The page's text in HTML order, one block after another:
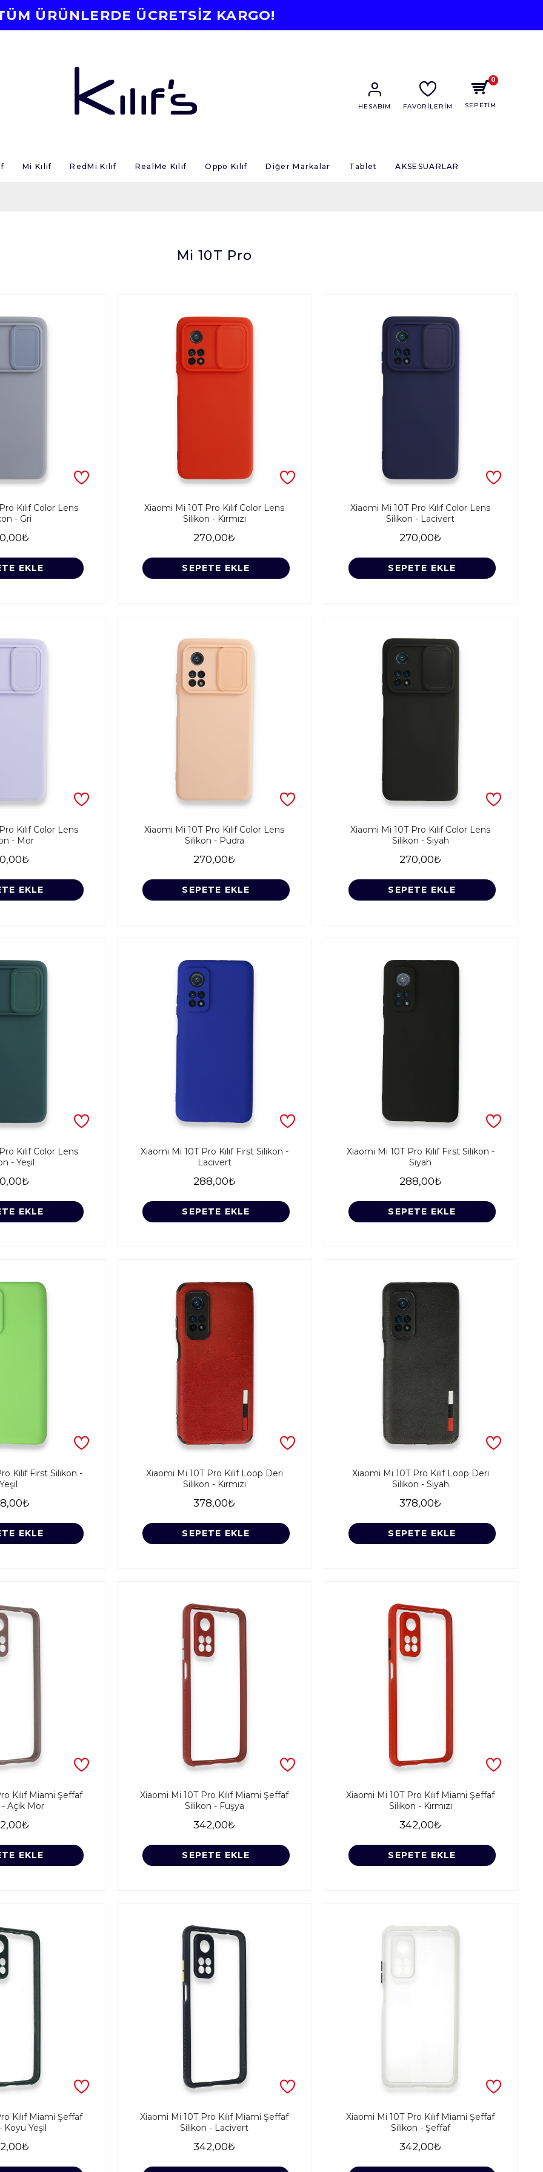
ÜRÜNLERDE ÜCRETSİZ KARGO!
HESABIM FAVORİLERİM SEPETİM
0
Mi Kılıf RedMi Kılıf RealMe Kılıf Oppo Kılıf Diğer Markalar Tablet AKSESUARLAR
Mi 10T Pro
Kılıf Color Lens
- Gri
EKLE
Xiaomi Mi 10T Pro Kılıf Color Lens
Silikon - Kırmızı
270,00₺
SEPETE EKLE
Xiaomi Mi 10T Pro Kılıf Color Lens
Silikon - Lacivert
270,00₺
SEPETE EKLE
Kılıf Color Lens
- Mor
EKLE
Xiaomi Mi 10T Pro Kılıf Color Lens
Silikon - Pudra
270,00₺
SEPETE EKLE
Xiaomi Mi 10T Pro Kılıf Color Lens
Silikon - Siyah
270,00₺
SEPETE EKLE
Kılıf Color Lens
- Yeşil
EKLE
Xiaomi Mi 10T Pro Kılıf First Silikon -
Lacivert
288,00₺
SEPETE EKLE
Xiaomi Mi 10T Pro Kılıf First Silikon -
Siyah
288,00₺
SEPETE EKLE
Kılıf First Silikon -
EKLE
Xiaomi Mi 10T Pro Kılıf Loop Deri
Silikon - Kırmızı
378,00₺
SEPETE EKLE
Xiaomi Mi 10T Pro Kılıf Loop Deri
Silikon - Siyah
378,00₺
SEPETE EKLE
Kılıf Miami Şeffaf
Açık Mor
EKLE
Xiaomi Mi 10T Pro Kılıf Miami Şeffaf
Silikon - Fuşya
342,00₺
SEPETE EKLE
Xiaomi Mi 10T Pro Kılıf Miami Şeffaf
Silikon - Kırmızı
342,00₺
SEPETE EKLE
Kılıf Miami Şeffaf
Koyu Yeşil
Xiaomi Mi 10T Pro Kılıf Miami Şeffaf
Silikon - Lacivert
342,00₺
Xiaomi Mi 10T Pro Kılıf Miami Şeffaf
Silikon - Şeffaf
342,00₺